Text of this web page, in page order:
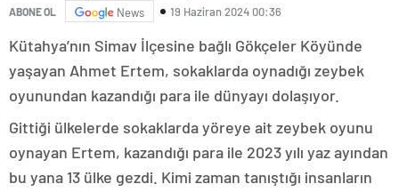
ABONE OL News 19 Haziran 2024 00:36
Kütahya’nın Simav İlçesine bağlı Gökçeler Köyünde
yaşayan Ahmet Ertem, sokaklarda oynadığı zeybek
oyunundan kazandığı para ile dünyayı dolaşıyor.
Gittiği ülkelerde sokaklarda yöreye ait zeybek oyunu
oynayan Ertem, kazandığı para ile 2023 yılı yaz ayından
bu yana 13 ülke gezdi. Kimi zaman tanıştığı insanların